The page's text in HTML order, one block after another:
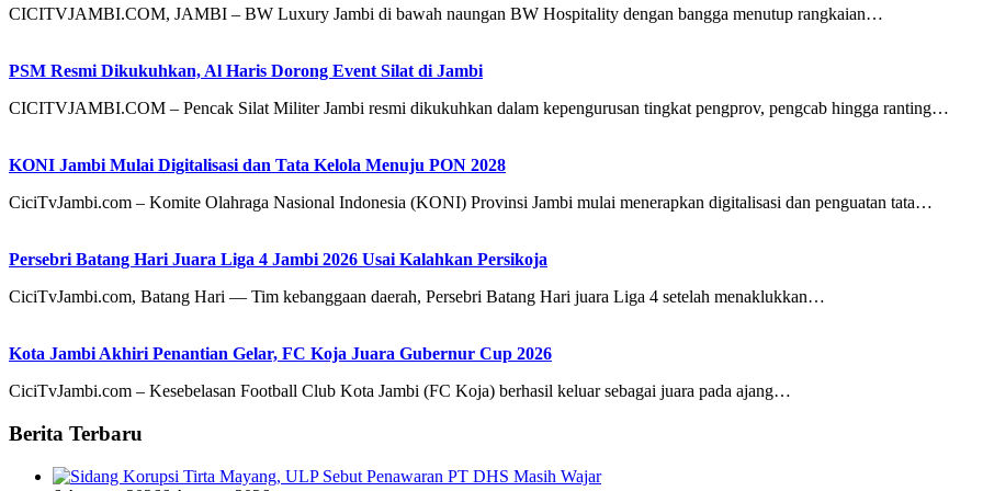
CICITVJAMBI.COM, JAMBI – BW Luxury Jambi di bawah naungan BW Hospitality dengan bangga menutup rangkaian…
PSM Resmi Dikukuhkan, Al Haris Dorong Event Silat di Jambi
CICITVJAMBI.COM – Pencak Silat Militer Jambi resmi dikukuhkan dalam kepengurusan tingkat pengprov, pengcab hingga ranting…
KONI Jambi Mulai Digitalisasi dan Tata Kelola Menuju PON 2028
CiciTvJambi.com – Komite Olahraga Nasional Indonesia (KONI) Provinsi Jambi mulai menerapkan digitalisasi dan penguatan tata…
Persebri Batang Hari Juara Liga 4 Jambi 2026 Usai Kalahkan Persikoja
CiciTvJambi.com, Batang Hari — Tim kebanggaan daerah, Persebri Batang Hari juara Liga 4 setelah menaklukkan…
Kota Jambi Akhiri Penantian Gelar, FC Koja Juara Gubernur Cup 2026
CiciTvJambi.com – Kesebelasan Football Club Kota Jambi (FC Koja) berhasil keluar sebagai juara pada ajang…
Berita Terbaru